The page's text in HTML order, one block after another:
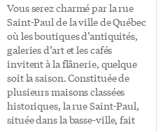
Vous serez charmé par la rue
Saint-Paul de la ville de Québec
où les boutiques d’antiquités,
galeries d’art et les cafés
invitent à la flânerie, quelque
soit la saison. Constituée de
plusieurs maisons classées
historiques, la rue Saint-Paul,
située dans la basse-ville, fait